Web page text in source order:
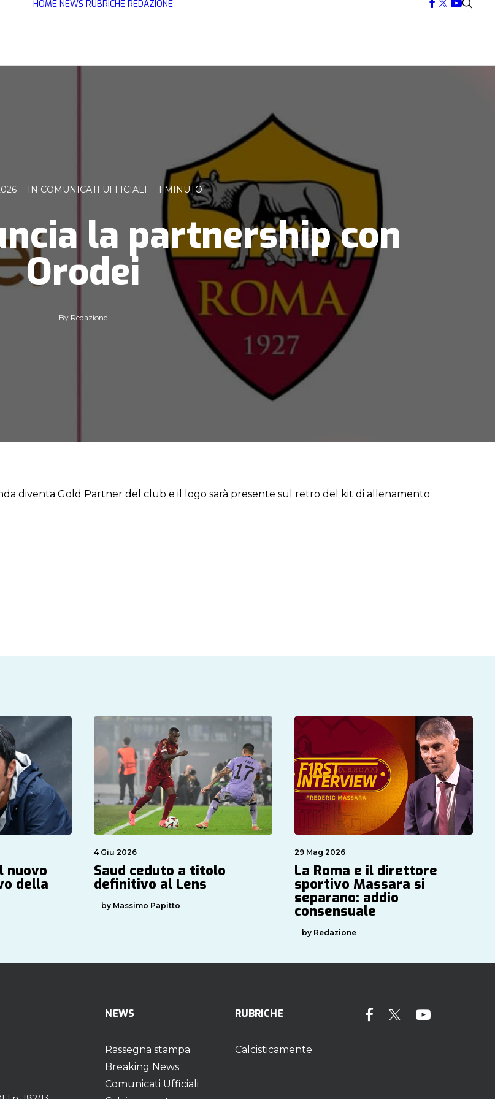
HOME NEWS RUBRICHE REDAZIONE
IN COMUNICATI UFFICIALI 1 MINUTO
la partnership con
Orodei
By Redazione
diventa Gold Partner del club e il logo sarà presente sul retro del kit di allenamento
nuovo
della
4 Giu 2026
Saud ceduto a titolo
definitivo al Lens
by Massimo Papitto
29 Mag 2026
La Roma e il direttore
sportivo Massara si
separano: addio
consensuale
by Redazione
NEWS
Rassegna stampa
Breaking News
Comunicati Ufficiali
RUBRICHE
Calcisticamente